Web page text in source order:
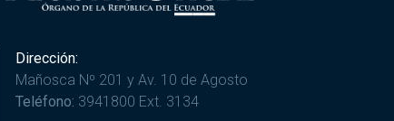
Dirección:
Mañosca Nº 201 y Av. 10 de Agosto
Teléfono: 3941800 Ext. 3134